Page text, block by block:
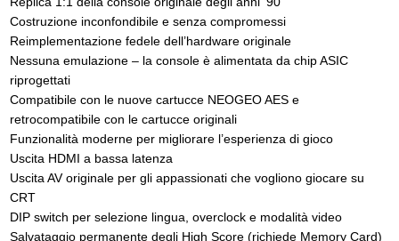
Costruzione inconfondibile e senza compromessi
Reimplementazione fedele dell’hardware originale
Nessuna emulazione – la console è alimentata da chip ASIC
riprogettati
Compatibile con le nuove cartucce NEOGEO AES e
retrocompatibile con le cartucce originali
Funzionalità moderne per migliorare l’esperienza di gioco
Uscita HDMI a bassa latenza
Uscita AV originale per gli appassionati che vogliono giocare su
CRT
DIP switch per selezione lingua, overclock e modalità video
Salvataggio permanente degli High Score (richiede Memory Card)